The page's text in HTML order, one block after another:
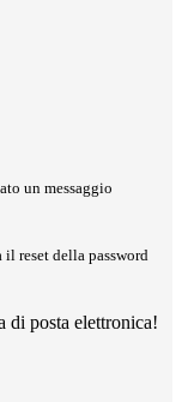
un messaggio
reset della password
di posta elettronica!